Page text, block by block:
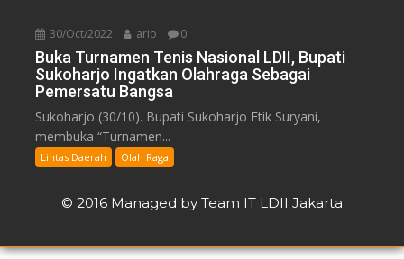
30/Oct/2022 ario 0
Buka Turnamen Tenis Nasional LDII, Bupati
Sukoharjo Ingatkan Olahraga Sebagai
Pemersatu Bangsa
Sukoharjo (30/10). Bupati Sukoharjo Etik Suryani,
membuka “Turnamen...
Lintas Daerah Olah Raga
© 2016 Managed by Team IT LDII Jakarta